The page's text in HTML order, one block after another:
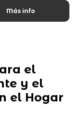
Más info
el
y el
el Hogar